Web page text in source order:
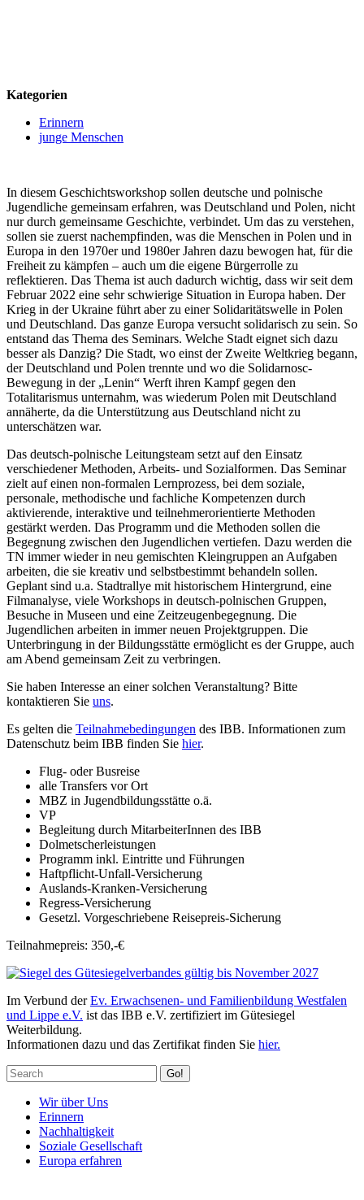
Kategorien
Erinnern
junge Menschen
In diesem Geschichtsworkshop sollen deutsche und polnische
Jugendliche gemeinsam erfahren, was Deutschland und Polen, nicht
nur durch gemeinsame Geschichte, verbindet. Um das zu verstehen,
sollen sie zuerst nachempfinden, was die Menschen in Polen und in
Europa in den 1970er und 1980er Jahren dazu bewogen hat, für die
Freiheit zu kämpfen – auch um die eigene Bürgerrolle zu
reflektieren. Das Thema ist auch dadurch wichtig, dass wir seit dem
Februar 2022 eine sehr schwierige Situation in Europa haben. Der
Krieg in der Ukraine führt aber zu einer Solidaritätswelle in Polen
und Deutschland. Das ganze Europa versucht solidarisch zu sein. So
entstand das Thema des Seminars. Welche Stadt eignet sich dazu
besser als Danzig? Die Stadt, wo einst der Zweite Weltkrieg begann,
der Deutschland und Polen trennte und wo die Solidarnosc-
Bewegung in der „Lenin“ Werft ihren Kampf gegen den
Totalitarismus unternahm, was wiederum Polen mit Deutschland
annäherte, da die Unterstützung aus Deutschland nicht zu
unterschätzen war.
Das deutsch-polnische Leitungsteam setzt auf den Einsatz
verschiedener Methoden, Arbeits- und Sozialformen. Das Seminar
zielt auf einen non-formalen Lernprozess, bei dem soziale,
personale, methodische und fachliche Kompetenzen durch
aktivierende, interaktive und teilnehmerorientierte Methoden
gestärkt werden. Das Programm und die Methoden sollen die
Begegnung zwischen den Jugendlichen vertiefen. Dazu werden die
TN immer wieder in neu gemischten Kleingruppen an Aufgaben
arbeiten, die sie kreativ und selbstbestimmt behandeln sollen.
Geplant sind u.a. Stadtrallye mit historischem Hintergrund, eine
Filmanalyse, viele Workshops in deutsch-polnischen Gruppen,
Besuche in Museen und eine Zeitzeugenbegegnung. Die
Jugendlichen arbeiten in immer neuen Projektgruppen. Die
Unterbringung in der Bildungsstätte ermöglicht es der Gruppe, auch
am Abend gemeinsam Zeit zu verbringen.
Sie haben Interesse an einer solchen Veranstaltung? Bitte
kontaktieren Sie uns.
Es gelten die Teilnahmebedingungen des IBB. Informationen zum
Datenschutz beim IBB finden Sie hier.
Flug- oder Busreise
alle Transfers vor Ort
MBZ in Jugendbildungsstätte o.ä.
VP
Begleitung durch MitarbeiterInnen des IBB
Dolmetscherleistungen
Programm inkl. Eintritte und Führungen
Haftpflicht-Unfall-Versicherung
Auslands-Kranken-Versicherung
Regress-Versicherung
Gesetzl. Vorgeschriebene Reisepreis-Sicherung
Teilnahmepreis: 350,-€
Im Verbund derEv. Erwachsenen- und Familienbildung Westfalen
und Lippe e.V. ist das IBB e.V. zertifiziert im Gütesiegel
Weiterbildung.
Informationen dazu und das Zertifikat finden Sie hier.
Go!
Wir über Uns
Erinnern
Nachhaltigkeit
Soziale Gesellschaft
Europa erfahren